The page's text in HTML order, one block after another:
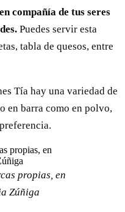
en compañía de tus seres
Puedes servir esta
tabla de quesos, entre
Tía hay una variedad de
en barra como en polvo,
propias, en
Zúñiga